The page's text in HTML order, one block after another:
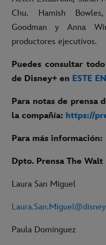
Chu. Hamish
Goodman y Anna
productores ejecutivos.
Puedes consultar
de Disney+ en ESTE
Para notas de prensa
la compañía: https://
Para más información:
Dpto. Prensa The Walt
Laura San Miguel
Paula Domínguez